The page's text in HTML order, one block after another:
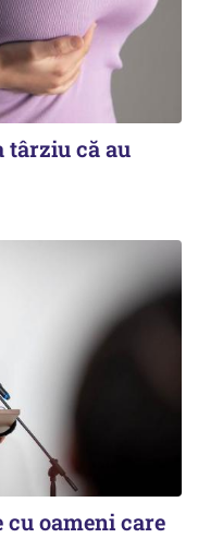
târziu că au
cu oameni care